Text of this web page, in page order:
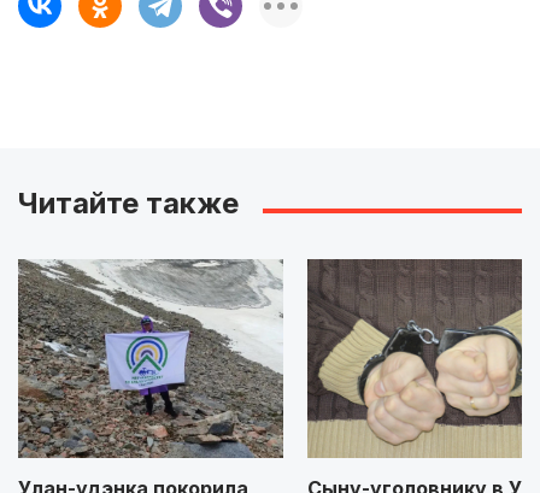
Читайте также